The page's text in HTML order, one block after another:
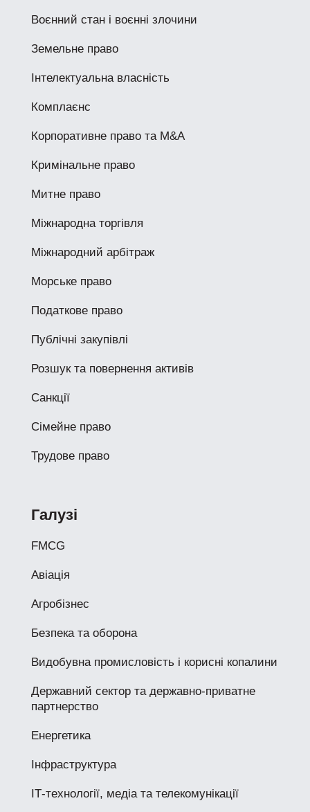
Воєнний стан і воєнні злочини
Земельне право
Інтелектуальна власність
Комплаєнс
Корпоративне право та M&A
Кримінальне право
Митне право
Міжнародна торгівля
Міжнародний арбітраж
Морське право
Податкове право
Публічні закупівлі
Розшук та повернення активів
Санкції
Сімейне право
Трудове право
Галузі
FMCG
Авіація
Агробізнес
Безпека та оборона
Видобувна промисловість і корисні копалини
Державний сектор та державно-приватне
партнерство
Енергетика
Інфраструктура
ІТ-технології, медіа та телекомунікації